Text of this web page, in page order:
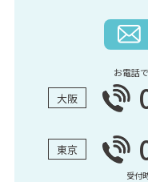
お電話
大阪
東京
受付